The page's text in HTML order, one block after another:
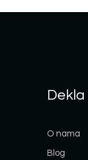
Dekla
O nama
Blog